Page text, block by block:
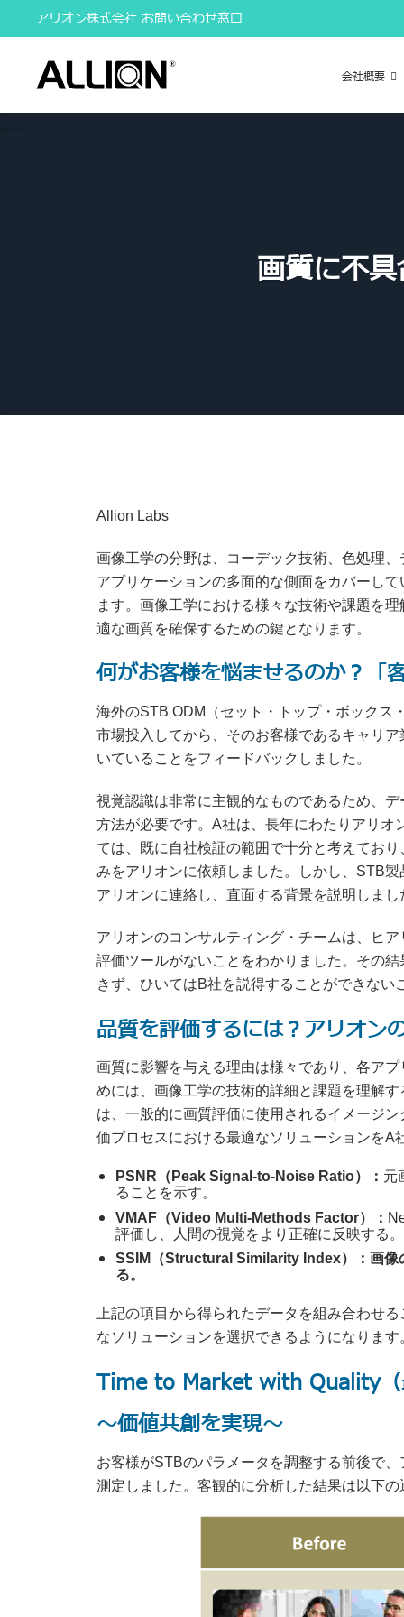
to
content
アリオン株式会社 お問い合わせ窓口
会社概要
画質に不
Allion Labs
画像工学の分野は、コーデック技術、色処理
アプリケーションの多面的な側面をカバーし
ます。画像工学における様々な技術や課題を
適な画質を確保するための鍵となります。
何がお客様を悩ませるのか？「
海外のSTB ODM（セット・トップ・ボックス
市場投入してから、そのお客様であるキャリ
いていることをフィードバックしました。
視覚認識は非常に主観的なものであるため、
方法が必要です。A社は、長年にわたりアリ
ては、既に自社検証の範囲で十分と考えてお
みをアリオンに依頼しました。しかし、STB
アリオンに連絡し、直面する背景を説明しまし
アリオンのコンサルティング・チームは、ヒ
評価ツールがないことをわかりました。その
きず、ひいてはB社を説得することができない
品質を評価するには？アリオン
画質に影響を与える理由は様々であり、各ア
めには、画像工学の技術的詳細と課題を理解
は、一般的に画質評価に使用されるイメージ
価プロセスにおける最適なソリューションをA
PSNR（Peak Signal-to-Noise Ratio）： 元
ることを示す。
VMAF（Video Multi-Methods Factor）：
評価し、人間の視覚をより正確に反映する。
SSIM（Structural Similarity Index）：画像
る。
上記の項目から得られたデータを組み合わせ
なソリューションを選択できるようになります
Time to Market with Quality（
～価値共創を実現～
お客様がSTBのパラメータを調整する前後で
測定しました。客観的に分析した結果は以下の